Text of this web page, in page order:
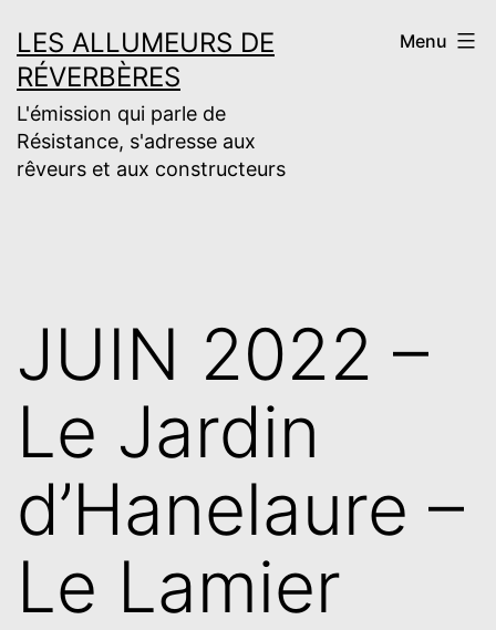
au
contenu
LES ALLUMEURS DE
RÉVERBÈRES
L'émission qui parle de
Résistance, s'adresse aux
rêveurs et aux constructeurs
Menu
JUIN 2022 –
Le Jardin
d’Hanelaure –
Le Lamier